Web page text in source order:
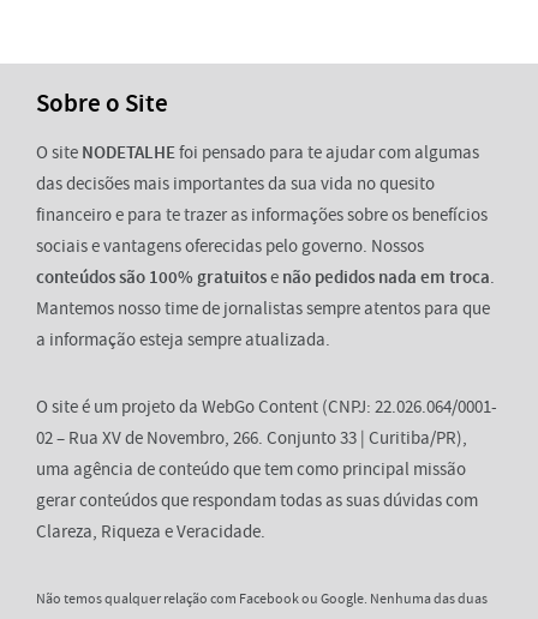
Sobre o Site
O site NODETALHEfoi pensado para te ajudar com algumas
das decisões mais importantes da sua vida no quesito
financeiro e para te trazer as informações sobre os benefícios
sociais e vantagens oferecidas pelo governo. Nossos
conteúdos são 100% gratuitose não pedidos nada em troca.
Mantemos nosso time de jornalistas sempre atentos para que
a informação esteja sempre atualizada.
O site é um projeto da WebGo Content (CNPJ: 22.026.064/0001-
02 – Rua XV de Novembro, 266. Conjunto 33 | Curitiba/PR),
uma agência de conteúdo que tem como principal missão
gerar conteúdos que respondam todas as suas dúvidas com
Clareza, Riqueza e Veracidade.
Não temos qualquer relação com Facebook ou Google. Nenhuma das duas